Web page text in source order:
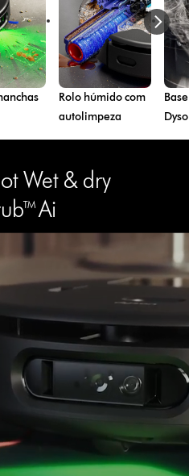
Rolo húmido com
autolimpeza
a
vídeo
Wet & dry
Ai